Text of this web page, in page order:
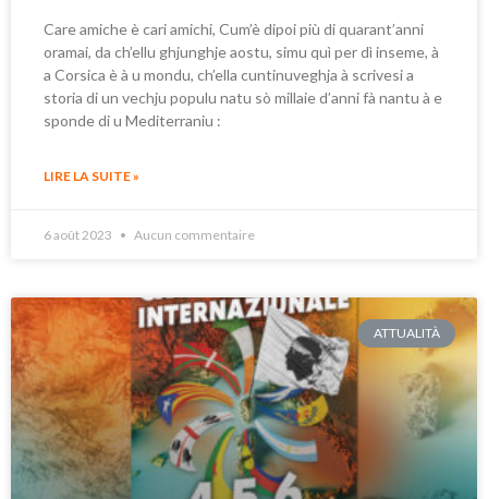
Care amiche è cari amichi, Cum’è dipoi più di quarant’anni
oramai, da ch’ellu ghjunghje aostu, simu quì per dì inseme, à
a Corsica è à u mondu, ch’ella cuntinuveghja à scrivesi a
storia di un vechju populu natu sò millaie d’anni fà nantu à e
sponde di u Mediterraniu :
LIRE LA SUITE »
6 août 2023 Aucun commentaire
ATTUALITÀ